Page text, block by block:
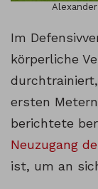
Im
körperliche
ersten
berichtete
Neuzugang
ist, um an